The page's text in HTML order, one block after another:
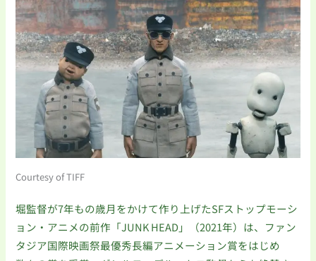
Courtesy of TIFF
堀監督が7年もの歳月をかけて作り上げたSFストップモーシ
ョン・アニメの前作「JUNK HEAD」（2021年）は、ファン
タジア国際映画祭最優秀長編アニメーション賞をはじめ